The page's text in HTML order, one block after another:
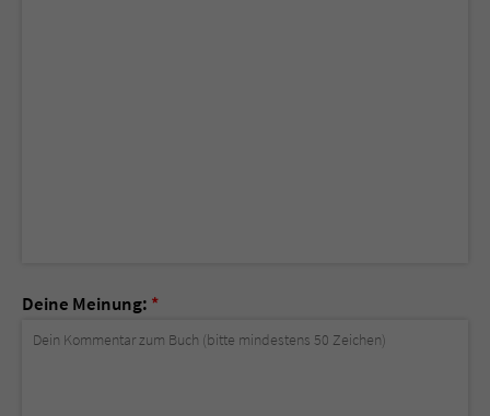
Deine Meinung: *